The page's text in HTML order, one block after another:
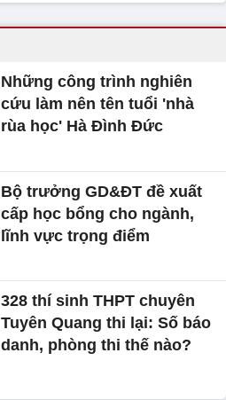
Những công trình nghiên
cứu làm nên tên tuổi 'nhà
rùa học' Hà Đình Đức
Bộ trưởng GD&ĐT đề xuất
cấp học bổng cho ngành,
lĩnh vực trọng điểm
328 thí sinh THPT chuyên
Tuyên Quang thi lại: Số báo
danh, phòng thi thế nào?